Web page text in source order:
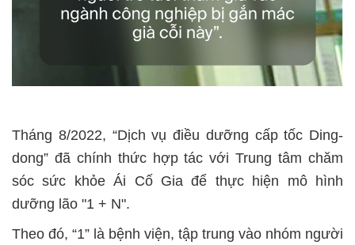
Tháng 8/2022, “Dịch vụ điều dưỡng cấp tốc Ding-
dong” đã chính thức hợp tác với Trung tâm chăm
sóc sức khỏe Ái Cố Gia để thực hiện mô hình
dưỡng lão "1 + N".
Theo đó, “1” là bệnh viện, tập trung vào nhóm người